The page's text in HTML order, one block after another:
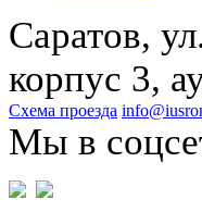
Саратов,
корпус 3,
Схема проезда
Мы в